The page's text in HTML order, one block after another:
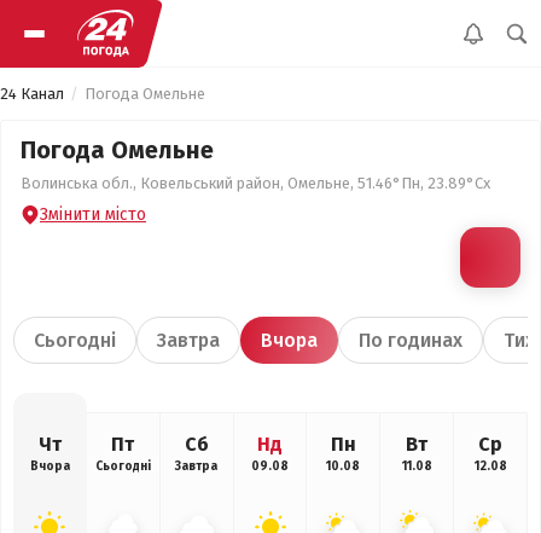
24 Канал Погода Омельне
Погода Омельне
Волинська обл., Ковельський район, Омельне, 51.46°Пн, 23.89°Сх
Змінити місто
Сьогодні Завтра Вчора По годинах
Чт
Вчора
Пт
Сьогодні
Сб
Завтра
Нд
09.08
Пн
10.08
Вт
11.08
Ср
12.08